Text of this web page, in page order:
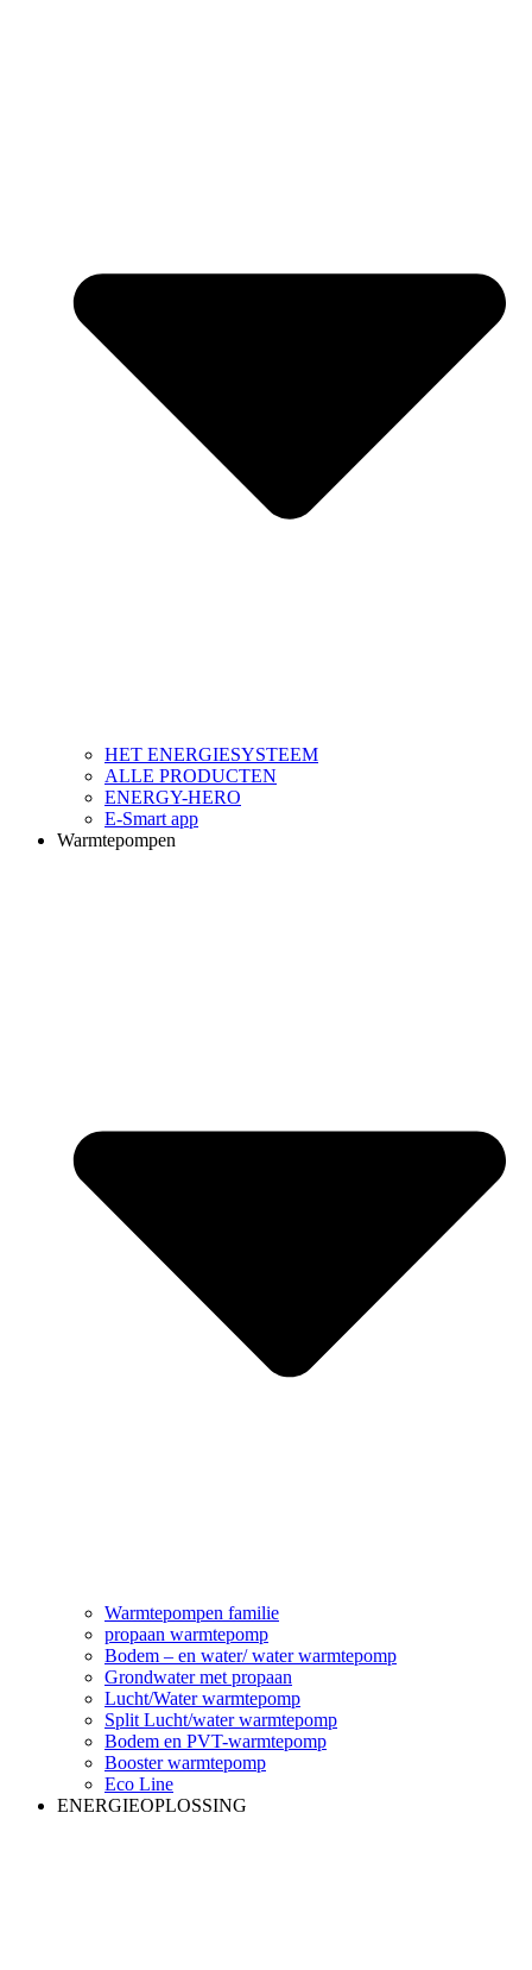
HET ENERGIESYSTEEM
ALLE PRODUCTEN
ENERGY-HERO
E-Smart app
Warmtepompen
Warmtepompen familie
propaan warmtepomp
Bodem – en water/ water warmtepomp
Grondwater met propaan
Lucht/Water warmtepomp
Split Lucht/water warmtepomp
Bodem en PVT-warmtepomp
Booster warmtepomp
Eco Line
ENERGIEOPLOSSING